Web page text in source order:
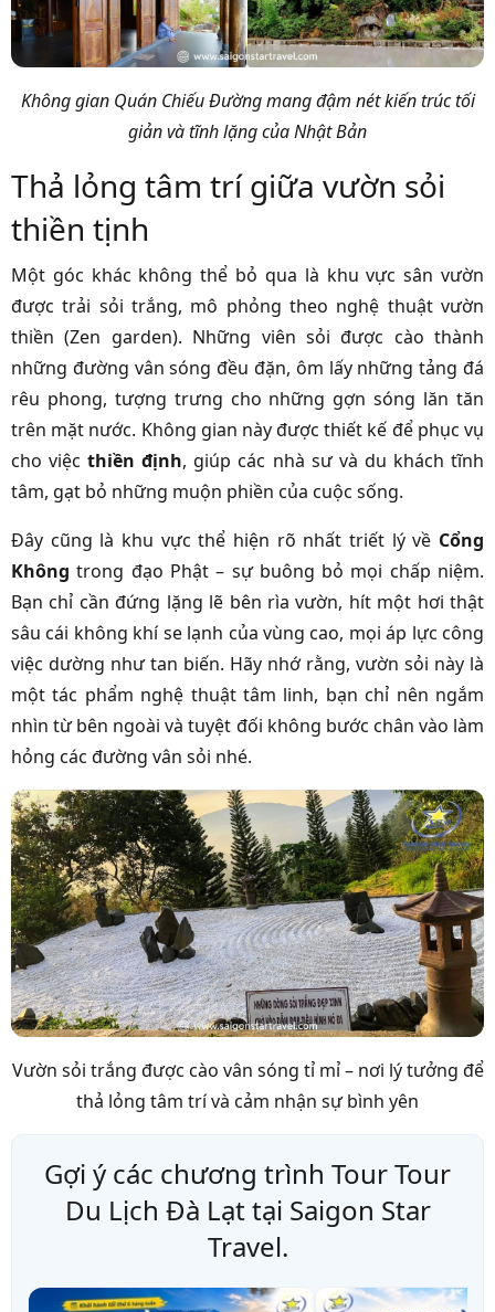
Không gian Quán Chiếu Đường mang đậm nét kiến trúc tối
giản và tĩnh lặng của Nhật Bản
Thả lỏng tâm trí giữa vườn sỏi
thiền tịnh
Một góc khác không thể bỏ qua là khu vực sân vườn
được trải sỏi trắng, mô phỏng theo nghệ thuật vườn
thiền (Zen garden). Những viên sỏi được cào thành
những đường vân sóng đều đặn, ôm lấy những tảng đá
rêu phong, tượng trưng cho những gợn sóng lăn tăn
trên mặt nước. Không gian này được thiết kế để phục vụ
cho việcthiền định, giúp các nhà sư và du khách tĩnh
tâm, gạt bỏ những muộn phiền của cuộc sống.
Đây cũng là khu vực thể hiện rõ nhất triết lý về Cổng
Không trong đạo Phật – sự buông bỏ mọi chấp niệm.
Bạn chỉ cần đứng lặng lẽ bên rìa vườn, hít một hơi thật
sâu cái không khí se lạnh của vùng cao, mọi áp lực công
việc dường như tan biến. Hãy nhớ rằng, vườn sỏi này là
một tác phẩm nghệ thuật tâm linh, bạn chỉ nên ngắm
nhìn từ bên ngoài và tuyệt đối không bước chân vào làm
hỏng các đường vân sỏi nhé.
Vườn sỏi trắng được cào vân sóng tỉ mỉ – nơi lý tưởng để
thả lỏng tâm trí và cảm nhận sự bình yên
Gợi ý các chương trình Tour Tour
Du Lịch Đà Lạt tại Saigon Star
Travel.